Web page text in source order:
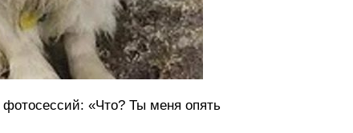
фотосессий: «Что? Ты меня опять